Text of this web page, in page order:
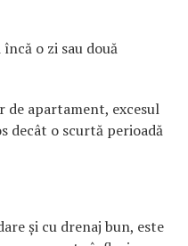
o zi sau două
apartament, excesul
decât o scurtă perioadă
și cu drenaj bun, este